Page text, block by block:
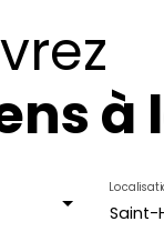
à
Saint-